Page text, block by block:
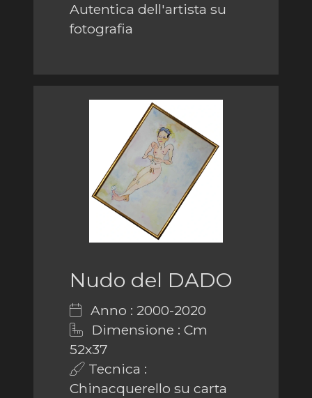
Autentica dell'artista su
fotografia
Nudo del DADO
Anno : 2000-2020
Dimensione : Cm
52x37
Tecnica :
Chinacquerello su carta